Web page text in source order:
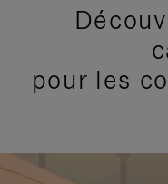
pour les